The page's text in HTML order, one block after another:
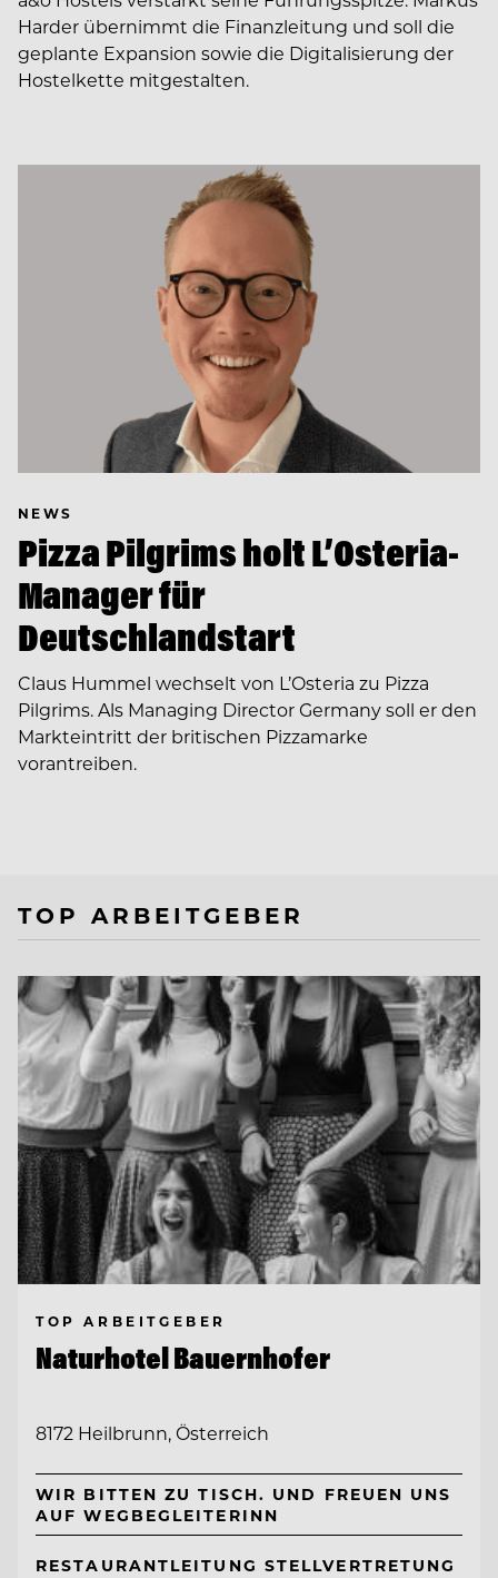
Harder übernimmt die Finanzleitung und soll die
geplante Expansion sowie die Digitalisierung der
Hostelkette mitgestalten.
NEWS
Pizza Pilgrims holt L’Osteria-
Manager für
Deutschlandstart
Claus Hummel wechselt von L’Osteria zu Pizza
Pilgrims. Als Managing Director Germany soll er den
Markteintritt der britischen Pizzamarke
vorantreiben.
TOP ARBEITGEBER
TOP ARBEITGEBER
Naturhotel Bauernhofer
8172 Heilbrunn, Österreich
WIR BITTEN ZU TISCH. UND FREUEN UNS
AUF WEGBEGLEITERINN
RESTAURANTLEITUNG STELLVERTRETUNG